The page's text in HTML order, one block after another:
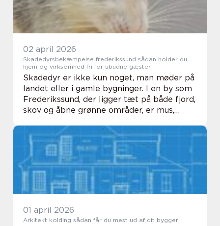
02 april 2026
Skadedyrsbekæmpelse frederikssund sådan holder du
hjem og virksomhed fri for ubudne gæster
Skadedyr er ikke kun noget, man møder på
landet eller i gamle bygninger. I en by som
Frederikssund, der ligger tæt på både fjord,
skov og åbne grønne områder, er mus,
mår en meget konkret udfordring for båd...
01 april 2026
Arkitekt kolding sådan får du mest ud af dit byggeri